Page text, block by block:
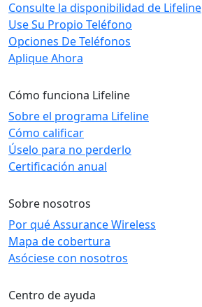
Consulte la disponibilidad de Lifeline
Use Su Propio Teléfono
Opciones De Teléfonos
Aplique Ahora
Cómo funciona Lifeline
Sobre el programa Lifeline
Cómo calificar
Úselo para no perderlo
Certificación anual
Sobre nosotros
Por qué Assurance Wireless
Mapa de cobertura
Asóciese con nosotros
Centro de ayuda